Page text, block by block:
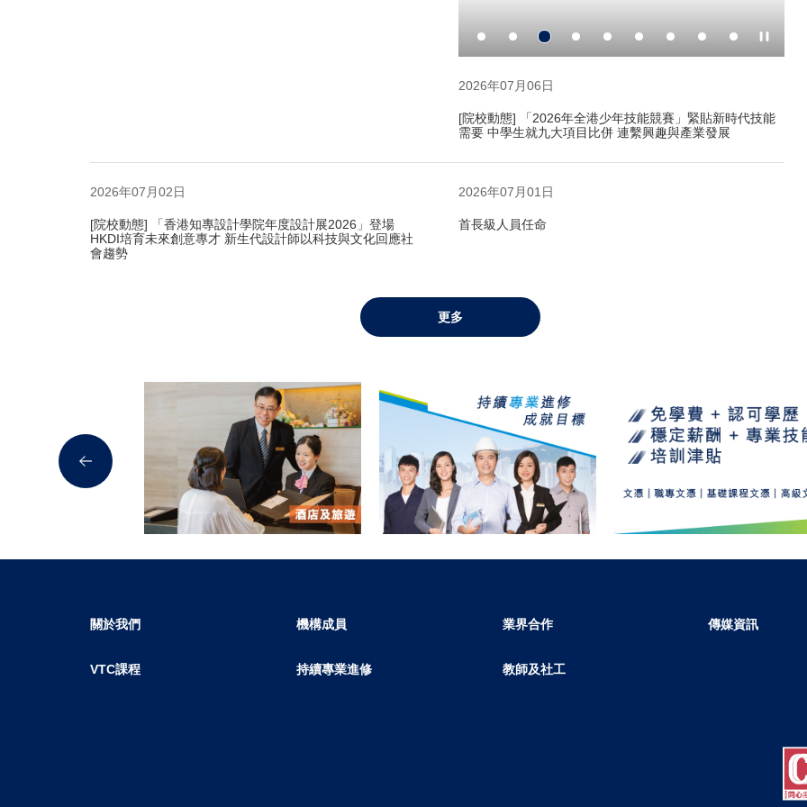
2026年07月06日
[院校動態] 「2026年全港少年技能競賽」緊貼新時代技能
需要 中學生就九大項目比併 連繫興趣與產業發展
2026年07月02日
[院校動態] 「香港知專設計學院年度設計展2026」登場
HKDI培育未來創意專才 新生代設計師以科技與文化回應社
會趨勢
2026年07月01日
首長級人員任命
更多
關於我們 機構成員 業界合作 傳媒資訊
VTC課程 持續專業進修 教師及社工